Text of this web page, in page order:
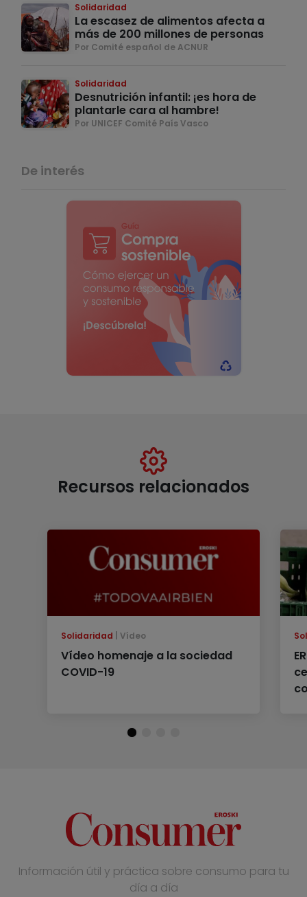
Solidaridad
La escasez de alimentos afecta a
más de 200 millones de personas
Por Comité español de ACNUR
Solidaridad
Desnutrición infantil: ¡es hora de
plantarle cara al hambre!
Por UNICEF Comité País Vasco
De interés
Recursos relacionados
Solidaridad Vídeo
Vídeo homenaje a la sociedad
COVID-19
Información útil y práctica sobre consumo para tu
día a día